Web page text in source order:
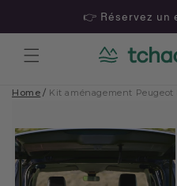
👉 Réservez un
Home / Kit aménagement Peugeot